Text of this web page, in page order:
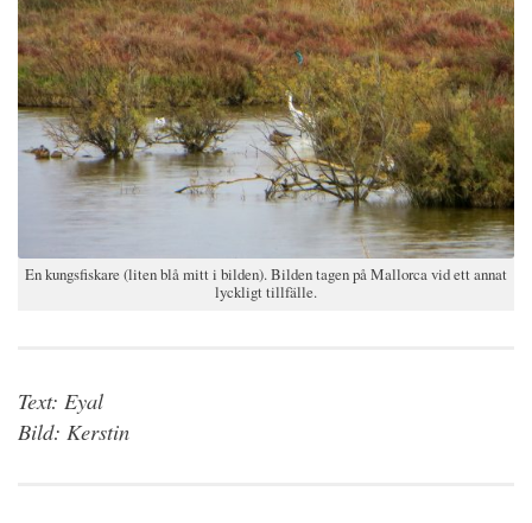
En kungsfiskare (liten blå mitt i bilden). Bilden tagen på Mallorca vid ett annat
lyckligt tillfälle.
Text: Eyal
Bild: Kerstin